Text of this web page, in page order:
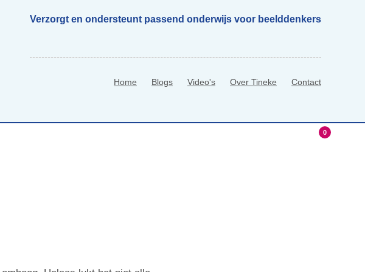
Verzorgt en ondersteunt passend onderwijs voor beelddenkers
Home Blogs Video's Over Tineke Contact
0